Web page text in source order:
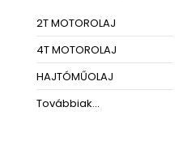
2T MOTOROLAJ
4T MOTOROLAJ
HAJTÓMŰOLAJ
Továbbiak...